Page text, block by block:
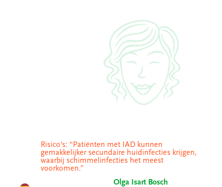
Risico's: “Patiënten met IAD kunnen
gemakkelijker secundaire huidinfecties krijgen,
waarbij schimmelinfecties het meest
voorkomen.”
Olga Isart Bosch